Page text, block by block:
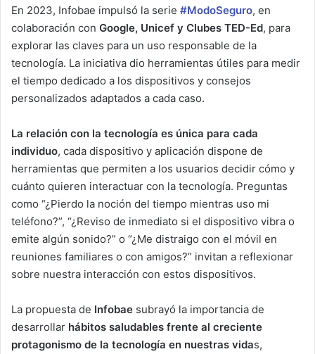
En 2023, Infobae impulsó la serie #ModoSeguro, en
colaboración con Google, Unicef y Clubes TED-Ed, para
explorar las claves para un uso responsable de la
tecnología. La iniciativa dio herramientas útiles para medir
el tiempo dedicado a los dispositivos y consejos
personalizados adaptados a cada caso.
La relación con la tecnología es única para cada
individuo, cada dispositivo y aplicación dispone de
herramientas que permiten a los usuarios decidir cómo y
cuánto quieren interactuar con la tecnología. Preguntas
como “¿Pierdo la noción del tiempo mientras uso mi
teléfono?”, “¿Reviso de inmediato si el dispositivo vibra o
emite algún sonido?” o “¿Me distraigo con el móvil en
reuniones familiares o con amigos?” invitan a reflexionar
sobre nuestra interacción con estos dispositivos.
La propuesta de Infobae subrayó la importancia de
desarrollar hábitos saludables frente al creciente
protagonismo de la tecnología en nuestras vidas,